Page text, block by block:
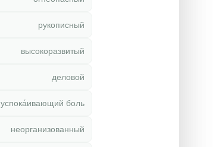
рукописный
высокоразвитый
деловой
успока́ивающий боль
неорганизованный